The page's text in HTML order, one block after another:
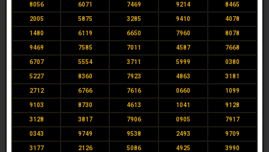
8056 6071 7469 9214 8465
2005 5875 3285 9410 4078
1480 6119 6650 7960 8078
9469 7585 7011 4587 7668
6707 5554 3711 5999 0380
5227 8360 7923 4863 3181
2712 6766 7616 0660 1099
9103 8730 4613 1041 9128
3128 3817 7906 0905 7917
0343 9749 9538 2493 9709
3177 2126 5086 4925 3990